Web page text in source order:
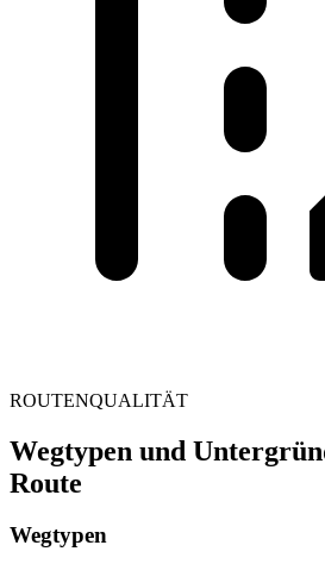
ROUTENQUALITÄT
Wegtypen und
Route
Wegtypen